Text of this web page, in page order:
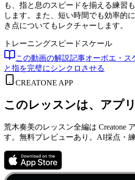
も、指と息のスピードを揃える練習
します。また、短い時間でも効率的
き点についてもレクチャーします。
トレーニングスピード スケール
この動画の解説記事オーボエ・ス
と指を完璧にシンクロさせる
CREATONE APP
このレッスンは、アプリ
荒木奏美のレッスン全編は Creatone
す。無料プレビューあり。AI採点・